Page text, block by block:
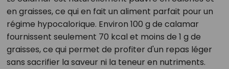
en graisses, ce qui en fait un aliment parfait pour un
régime hypocalorique. Environ 100 g de calamar
fournissent seulement 70 kcal et moins de 1 g de
graisses, ce qui permet de profiter d'un repas léger
sans sacrifier la saveur ni la teneur en nutriments.